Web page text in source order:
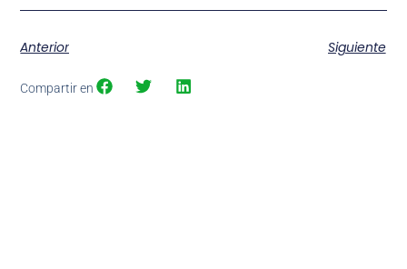
Anterior Siguiente
Compartir en